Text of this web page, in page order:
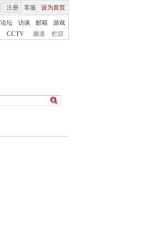
客服 设为首页
注册
论坛 访谈 邮箱
游戏
CCTV 频道 栏目